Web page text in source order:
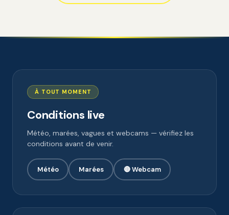
À TOUT MOMENT
Conditions live
Météo, marées, vagues et webcams — vérifiez les
conditions avant de venir.
Météo Marées 🔴 Webcam